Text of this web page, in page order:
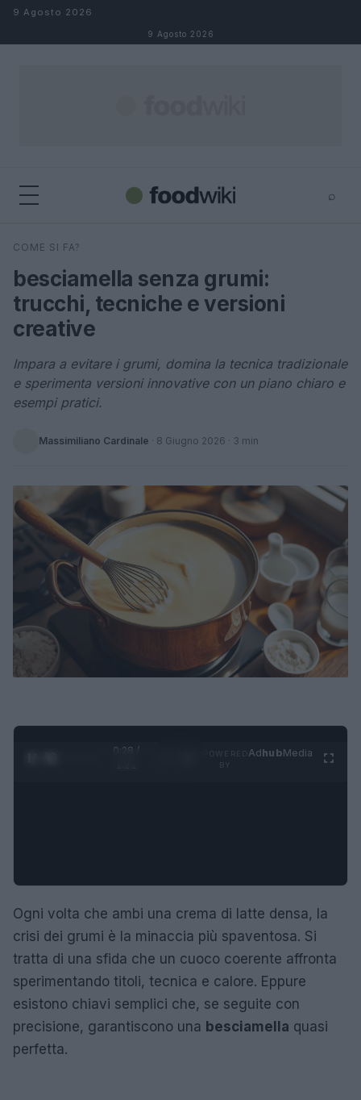
Salta al contenuto
9 Agosto 2026
9 Agosto 2026
⌕
Cerca
COME SI FA?
besciamella senza grumi:
trucchi, tecniche e versioni
creative
Impara a evitare i grumi, domina la tecnica tradizionale
e sperimenta versioni innovative con un piano chiaro e
esempi pratici.
Massimiliano Cardinale · 8 Giugno 2026 · 3 min
0:28 /
AdhubMedia
Ogni volta che ambi una crema di latte densa, la
crisi dei grumi è la minaccia più spaventosa. Si
tratta di una sfida che un cuoco coerente affronta
sperimentando titoli, tecnica e calore. Eppure
esistono chiavi semplici che, se seguite con
precisione, garantiscono una besciamella quasi
perfetta.